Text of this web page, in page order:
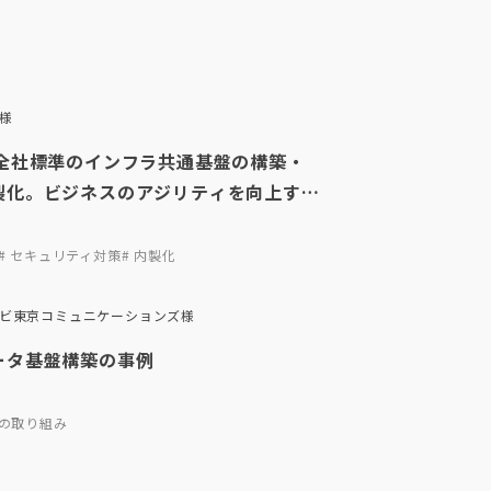
社標準のインフラ共通基盤の構築・
。ビジネスのアジリティを向上する
セキュリティ対策# 内製化
東京コミュニケーションズ様
基盤構築の事例
取り組み